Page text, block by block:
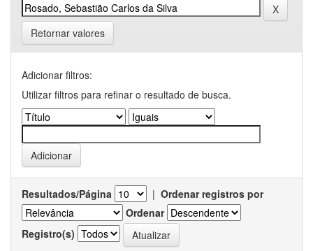
Retornar valores
Adicionar filtros:
Utilizar filtros para refinar o resultado de busca.
Resultados/Página | Ordenar registros por
Ordenar
Registro(s)